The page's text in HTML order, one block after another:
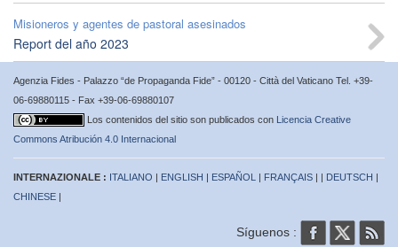
Misioneros y agentes de pastoral asesinados
Report del año 2023
Agenzia Fides - Palazzo “de Propaganda Fide” - 00120 - Città del Vaticano Tel. +39-
06-69880115 - Fax +39-06-69880107
Los contenidos del sitio son publicados con Licencia Creative
Commons Atribución 4.0 Internacional
INTERNAZIONALE : ITALIANO | ENGLISH | ESPAÑOL | FRANÇAIS | | DEUTSCH |
CHINESE |
Síguenos :